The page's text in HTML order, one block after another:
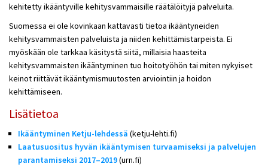
kehitetty ikääntyville kehitysvammaisille räätälöityjä palveluita.
Suomessa ei ole kovinkaan kattavasti tietoa ikääntyneiden
kehitysvammaisten palveluista ja niiden kehittämistarpeista. Ei
myöskään ole tarkkaa käsitystä siitä, millaisia haasteita
kehitysvammaisten ikääntyminen tuo hoitotyöhön tai miten nykyiset
keinot riittävät ikääntymismuutosten arviointiin ja hoidon
kehittämiseen.
Lisätietoa
Ikääntyminen Ketju-lehdessä (ketju-lehti.fi)
Laatusuositus hyvän ikääntymisen turvaamiseksi ja palvelujen
parantamiseksi 2017–2019(urn.fi)